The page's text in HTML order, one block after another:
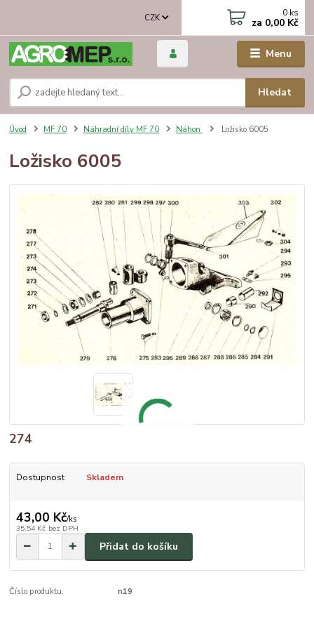
Menu
CZK
Hledat
0 ks
za 0,00 Kč
Úvod MF 70 Náhradní díly MF 70 Náhon Ložisko 6005
Ložisko 6005
274
Dostupnost Skladem
43,00 Kč/ks
35,54 Kč bez DPH
Přidat do košíku
Číslo produktu: n19